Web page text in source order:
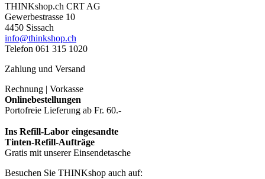
THINKshop.ch CRT AG
Gewerbestrasse 10
4450 Sissach
info@thinkshop.ch
Telefon 061 315 1020
Zahlung und Versand
Rechnung | Vorkasse
Onlinebestellungen
Portofreie Lieferung ab Fr. 60.-
Ins Refill-Labor eingesandte
Tinten-Refill-Aufträge
Gratis mit unserer Einsendetasche
Besuchen Sie THINKshop auch auf: